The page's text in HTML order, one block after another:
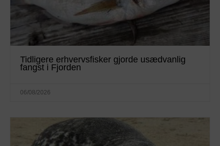
Tidligere erhvervsfisker gjorde usædvanlig
fangst i Fjorden
06/08/2026